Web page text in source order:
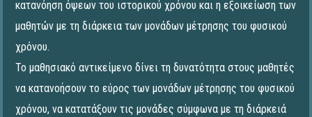
κατανόηση όψεων του ιστορικού χρόνου και η εξοικείωση των
μαθητών με τη διάρκεια των μονάδων μέτρησης του φυσικού
χρόνου.
Το μαθησιακό αντικείμενο δίνει τη δυνατότητα στους μαθητές
να κατανοήσουν το εύρος των μονάδων μέτρησης του φυσικού
χρόνου, να κατατάξουν τις μονάδες σύμφωνα με τη διάρκειά